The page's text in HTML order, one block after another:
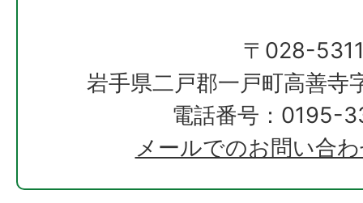
〒028-
岩手県二戸郡一戸町高善寺
電話番号：0195-
メールでのお問い合